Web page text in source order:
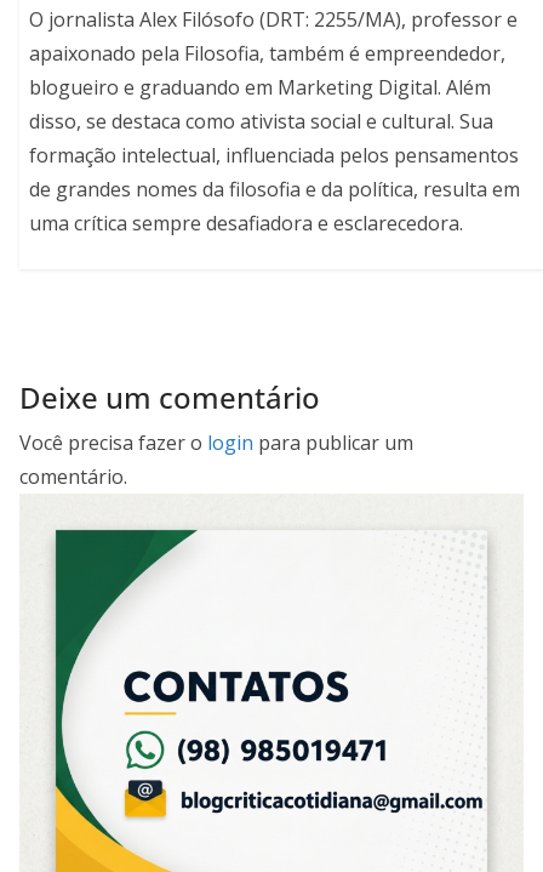
O jornalista Alex Filósofo (DRT: 2255/MA), professor e
apaixonado pela Filosofia, também é empreendedor,
blogueiro e graduando em Marketing Digital. Além
disso, se destaca como ativista social e cultural. Sua
formação intelectual, influenciada pelos pensamentos
de grandes nomes da filosofia e da política, resulta em
uma crítica sempre desafiadora e esclarecedora.
Deixe um comentário
Você precisa fazer o login para publicar um
comentário.